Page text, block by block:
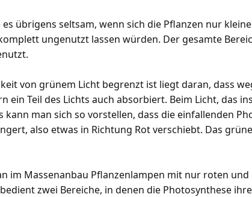
übrigens seltsam, wenn sich die Pflanzen nur
ungenutzt lassen würden. Der gesamte
von grünem Licht begrenzt ist liegt daran, dass
ein Teil des Lichts auch absorbiert. Beim Licht, das
kann man sich so vorstellen, dass die einfallenden
also etwas in Richtung Rot verschiebt. Das
im Massenanbau Pflanzenlampen mit nur roten
zwei Bereiche, in denen die Photosynthese